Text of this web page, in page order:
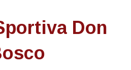
Don